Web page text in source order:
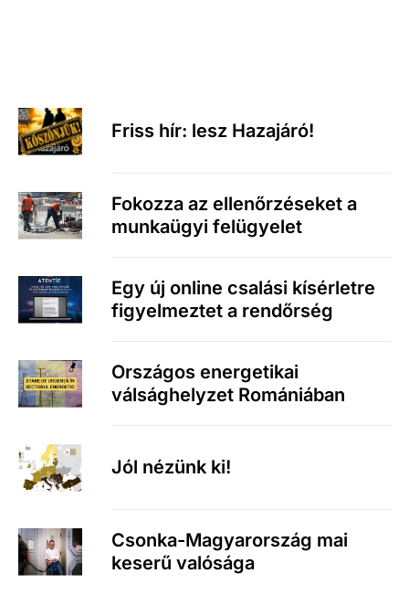
Friss hír: lesz Hazajáró!
Fokozza az ellenőrzéseket a
munkaügyi felügyelet
Egy új online csalási kísérletre
figyelmeztet a rendőrség
Országos energetikai
válsághelyzet Romániában
Jól nézünk ki!
Csonka-Magyarország mai
keserű valósága